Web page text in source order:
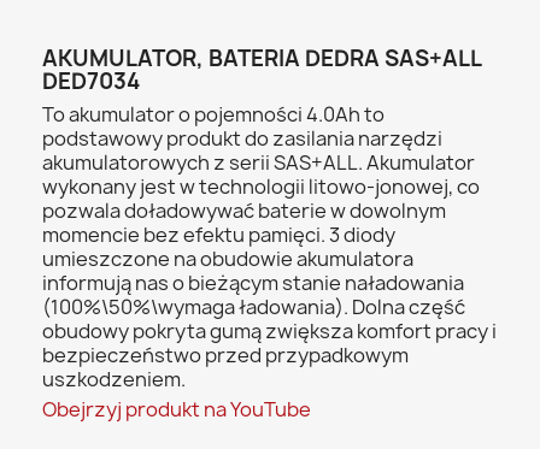
AKUMULATOR, BATERIA DEDRA SAS+ALL
DED7034
To akumulator o pojemności 4.0Ah to
podstawowy produkt do zasilania narzędzi
akumulatorowych z serii SAS+ALL. Akumulator
wykonany jest w technologii litowo-jonowej, co
pozwala doładowywać baterie w dowolnym
momencie bez efektu pamięci. 3 diody
umieszczone na obudowie akumulatora
informują nas o bieżącym stanie naładowania
(100%\50%\wymaga ładowania). Dolna część
obudowy pokryta gumą zwiększa komfort pracy i
bezpieczeństwo przed przypadkowym
uszkodzeniem.
Obejrzyj produkt na YouTube